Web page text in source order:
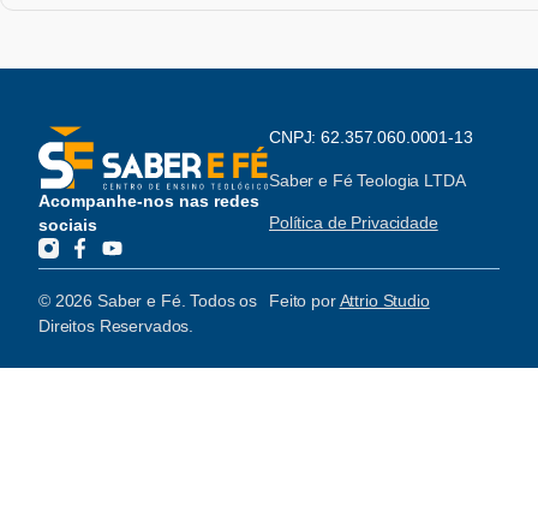
Acompanhe-nos nas redes
sociais
CNPJ: 62.357.060.0001-13
Saber e Fé Teologia LTDA
Política de Privacidade
© 2026 Saber e Fé. Todos os
Direitos Reservados.
Feito porAttrio Studio